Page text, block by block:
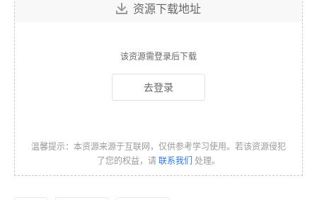
资源下载地址
该资源需登录后下载
去登录
温馨提示：本资源来源于互联网，仅供参考学习使用。若该资源侵犯
了您的权益，请 联系我们 处理。